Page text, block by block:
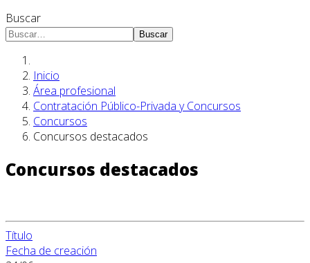
Buscar
Buscar
Inicio
Área profesional
Contratación Público-Privada y Concursos
Concursos
Concursos destacados
Concursos destacados
Título
Fecha de creación